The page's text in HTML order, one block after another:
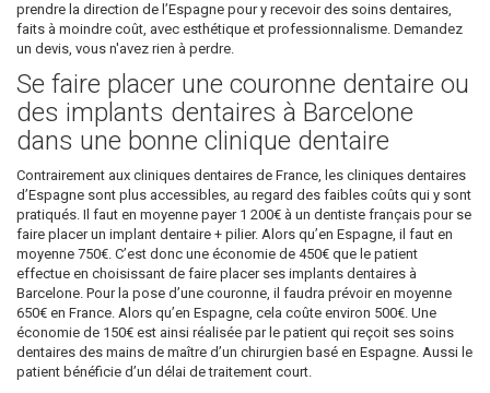
prendre la direction de l’Espagne pour y recevoir des soins dentaires,
faits à moindre coût, avec esthétique et professionnalisme. Demandez
un devis, vous n'avez rien à perdre.
Se faire placer une couronne dentaire ou
des implants dentaires à Barcelone
dans une bonne clinique dentaire
Contrairement aux cliniques dentaires de France, les cliniques dentaires
d’Espagne sont plus accessibles, au regard des faibles coûts qui y sont
pratiqués. Il faut en moyenne payer 1 200€ à un dentiste français pour se
faire placer un implant dentaire + pilier. Alors qu’en Espagne, il faut en
moyenne 750€. C’est donc une économie de 450€ que le patient
effectue en choisissant de faire placer ses implants dentaires à
Barcelone. Pour la pose d’une couronne, il faudra prévoir en moyenne
650€ en France. Alors qu’en Espagne, cela coûte environ 500€. Une
économie de 150€ est ainsi réalisée par le patient qui reçoit ses soins
dentaires des mains de maître d’un chirurgien basé en Espagne. Aussi le
patient bénéficie d’un délai de traitement court.